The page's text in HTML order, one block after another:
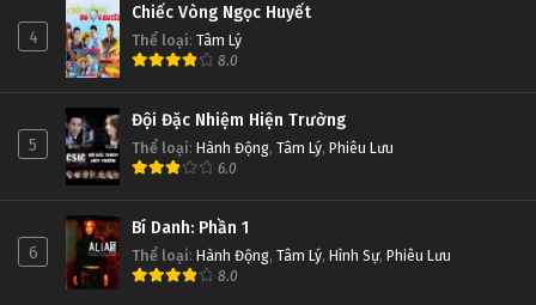
4
Chiếc Vòng Ngọc Huyết
Thể loại: Tâm Lý
8.0
5
Đội Đặc Nhiệm Hiện Trường
Thể loại: Hành Động, Tâm Lý, Phiêu Lưu
6.0
6
Bí Danh: Phần 1
Thể loại: Hành Động, Tâm Lý, Hình Sự, Phiêu Lưu
8.0